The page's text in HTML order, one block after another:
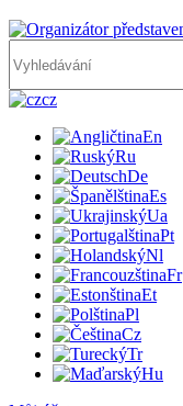
cz
En
Ru
De
Es
Ua
Pt
Nl
Fr
Et
Pl
Cz
Tr
Hu